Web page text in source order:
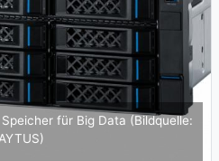
für Big Data (Bildquelle: